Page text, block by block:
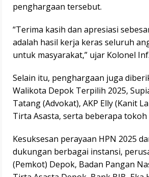
penghargaan tersebut.
“Terima kasih dan apresiasi
adalah hasil kerja keras seluruh
untuk masyarakat,” ujar Kolonel
Selain itu, penghargaan juga
Walikota Depok Terpilih 2025,
Tatang (Advokat), AKP Elly (Kanit
Tirta Asasta, serta beberapa tokoh
Kesuksesan perayaan HPN 2025
dukungan berbagai instansi,
(Pemkot) Depok, Badan Pangan